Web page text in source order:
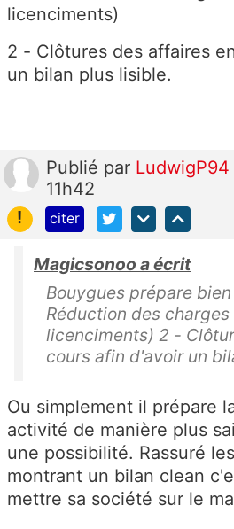
licenciments)
2 - Clôtures des affaires
un bilan plus lisible.
Publié par LudwigP94
11h42
!
citer
Magicsonoo a écrit
Bouygues prépare
Réduction des
licenciments) 2 -
cours afin d'avoir un
Ou simplement il prépare
activité de manière plus
une possibilité. Rassuré
montrant un bilan clean
mettre sa société sur le